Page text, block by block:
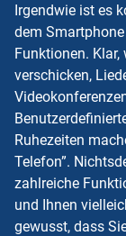
Irgendwie ist es
dem
Funktionen. Klar,
verschicken,
Ruhezeiten
Telefon”.
zahlreiche
und Ihnen
gewusst, dass